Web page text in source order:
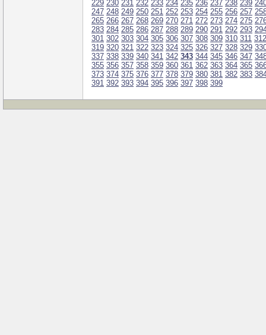
229 230 231 232 233 234 235 236 237 238 239
247 248 249 250 251 252 253 254 255 256 257
265 266 267 268 269 270 271 272 273 274 275
283 284 285 286 287 288 289 290 291 292 293
301 302 303 304 305 306 307 308 309 310 311 312
319 320 321 322 323 324 325 326 327 328 329
337 338 339 340 341 342 343 344 345 346 347
355 356 357 358 359 360 361 362 363 364 365
373 374 375 376 377 378 379 380 381 382 383
391 392 393 394 395 396 397 398 399